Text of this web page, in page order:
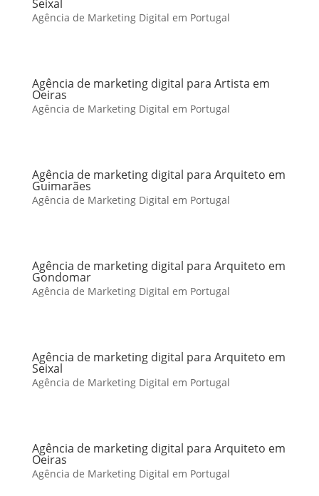
Seixal
Agência de Marketing Digital em Portugal
Agência de marketing digital para Artista em
Oeiras
Agência de Marketing Digital em Portugal
Agência de marketing digital para Arquiteto em
Guimarães
Agência de Marketing Digital em Portugal
Agência de marketing digital para Arquiteto em
Gondomar
Agência de Marketing Digital em Portugal
Agência de marketing digital para Arquiteto em
Seixal
Agência de Marketing Digital em Portugal
Agência de marketing digital para Arquiteto em
Oeiras
Agência de Marketing Digital em Portugal